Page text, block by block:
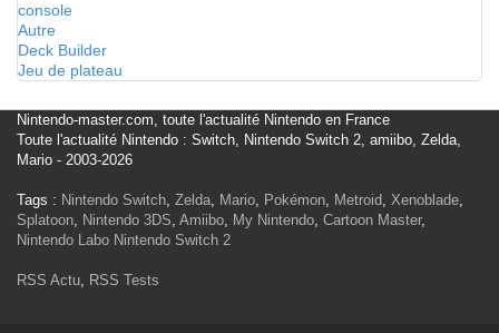
console
Autre
Deck Builder
Jeu de plateau
Nintendo-master.com, toute l'actualité Nintendo en France
Toute l'actualité Nintendo : Switch, Nintendo Switch 2, amiibo, Zelda,
Mario - 2003-2026
Tags : Nintendo Switch, Zelda, Mario, Pokémon, Metroid, Xenoblade,
Splatoon, Nintendo 3DS, Amiibo, My Nintendo, Cartoon Master,
Nintendo Labo Nintendo Switch 2
RSS Actu, RSS Tests